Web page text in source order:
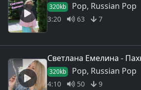
320kb Pop, Russian Pop
3:20 63 7
Светлана Емелина -
320kb Pop, Russian Pop
4:10 50 9